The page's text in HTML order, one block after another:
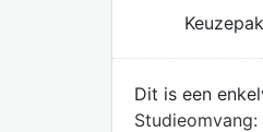
Dit is een
Studieomvang: